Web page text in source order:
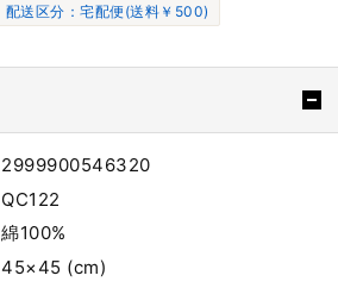
配送区分：宅配便(送料￥500)
2999900546320
QC122
綿100%
45×45 (cm)